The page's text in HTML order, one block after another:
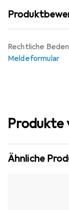
Rechtliche
Meldeformular
Produkte
Ähnliche